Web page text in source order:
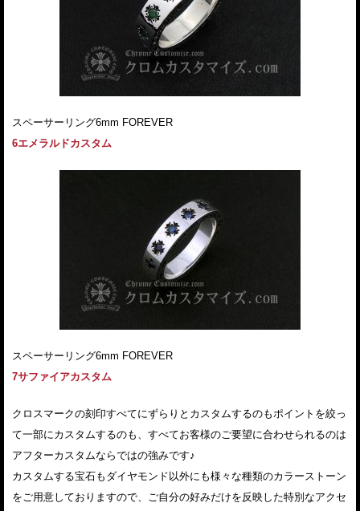
スペーサーリング6mm FOREVER
6エメラルドカスタム
スペーサーリング6mm FOREVER
7サファイアカスタム
クロスマークの刻印すべてにずらりとカスタムするのもポイントを絞っ
て一部にカスタムするのも、すべてお客様のご要望に合わせられるのは
アフターカスタムならではの強みです♪
カスタムする宝石もダイヤモンド以外にも様々な種類のカラーストーン
をご用意しておりますので、ご自分の好みだけを反映した特別なアクセ